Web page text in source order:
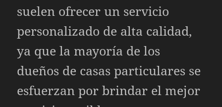
suelen ofrecer un servicio
personalizado de alta calidad,
ya que la mayoría de los
dueños de casas particulares se
esfuerzan por brindar el mejor